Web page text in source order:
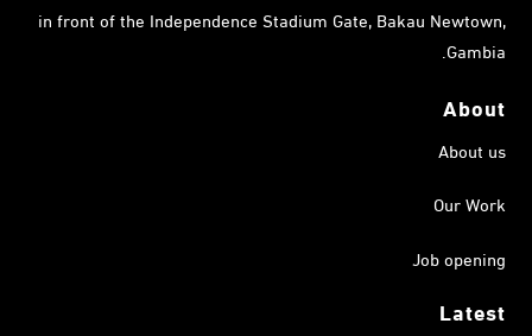
in front of the Independence Stadium Gate, Bakau Newtown,
Gambia.
About
About us
Our Work
Job opening
Latest